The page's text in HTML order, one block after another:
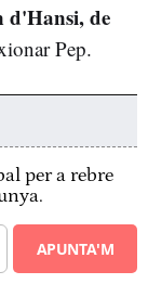
d'Hansi, de
Pep.
per a rebre
APUNTA'M